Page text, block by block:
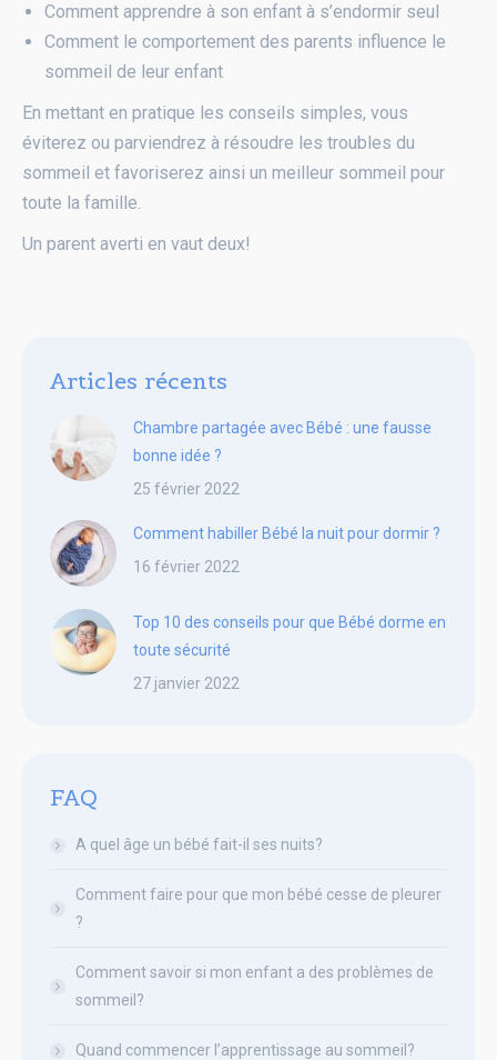
Comment apprendre à son enfant à s’endormir seul
Comment le comportement des parents influence le
sommeil de leur enfant
En mettant en pratique les conseils simples, vous
éviterez ou parviendrez à résoudre les troubles du
sommeil et favoriserez ainsi un meilleur sommeil pour
toute la famille.
Un parent averti en vaut deux!
Articles récents
Chambre partagée avec Bébé : une fausse
bonne idée ?
25 février 2022
Comment habiller Bébé la nuit pour dormir ?
16 février 2022
Top 10 des conseils pour que Bébé dorme en
toute sécurité
27 janvier 2022
FAQ
A quel âge un bébé fait-il ses nuits?
Comment faire pour que mon bébé cesse de pleurer
?
Comment savoir si mon enfant a des problèmes de
sommeil?
Quand commencer l’apprentissage au sommeil?